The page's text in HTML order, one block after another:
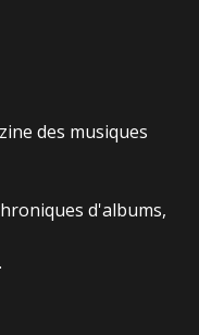
des musiques
d'albums,